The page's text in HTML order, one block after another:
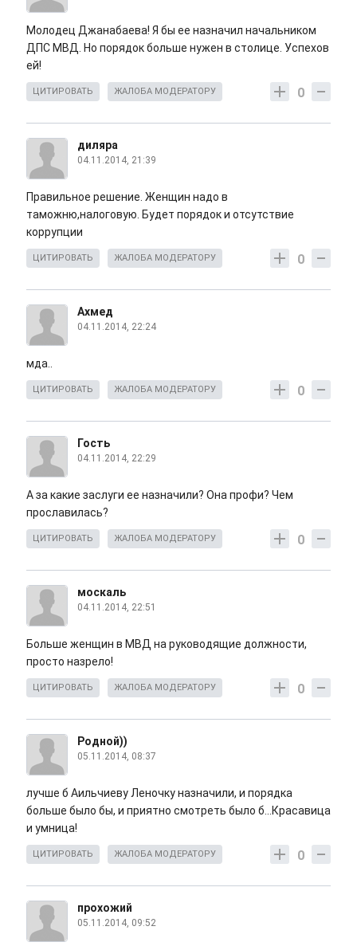
Молодец Джанабаева! Я бы ее назначил начальником
ДПС МВД. Но порядок больше нужен в столице. Успехов
ей!
0
ЦИТИРОВАТЬ ЖАЛОБА МОДЕРАТОРУ
диляра
04.11.2014, 21:39
Правильное решение. Женщин надо в
таможню,налоговую. Будет порядок и отсутствие
коррупции
0
ЦИТИРОВАТЬ ЖАЛОБА МОДЕРАТОРУ
Ахмед
04.11.2014, 22:24
мда..
0
ЦИТИРОВАТЬ ЖАЛОБА МОДЕРАТОРУ
Гость
04.11.2014, 22:29
А за какие заслуги ее назначили? Она профи? Чем
прославилась?
0
ЦИТИРОВАТЬ ЖАЛОБА МОДЕРАТОРУ
москаль
04.11.2014, 22:51
Больше женщин в МВД на руководящие должности,
просто назрело!
0
ЦИТИРОВАТЬ ЖАЛОБА МОДЕРАТОРУ
Родной))
05.11.2014, 08:37
лучше б Аильчиеву Леночку назначили, и порядка
больше было бы, и приятно смотреть было б...Красавица
и умница!
0
ЦИТИРОВАТЬ ЖАЛОБА МОДЕРАТОРУ
прохожий
05.11.2014, 09:52